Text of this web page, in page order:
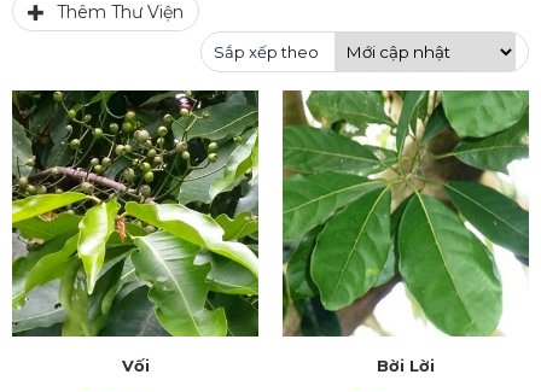
Thêm Thư Viện
Sắp xếp theo
Vối Bời Lời